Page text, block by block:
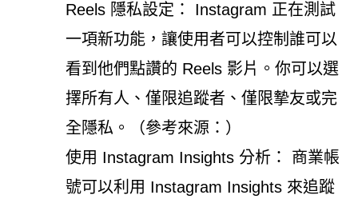
Reels 隱私設定： Instagram 正在測試
一項新功能，讓使用者可以控制誰可以
看到他們點讚的 Reels 影片。你可以選
擇所有人、僅限追蹤者、僅限摯友或完
全隱私。（參考來源：）
使用 Instagram Insights 分析： 商業帳
號可以利用 Instagram Insights 來追蹤